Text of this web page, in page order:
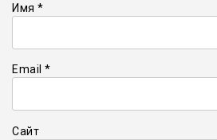
Имя *
Email *
Сайт